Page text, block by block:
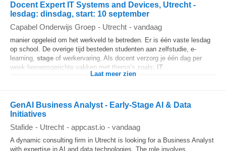
Docent Expert IT Systems and Devices, Utrecht -
lesdag: dinsdag, start: 10 september
Capabel Onderwijs Groep - Utrecht - vandaag
manier opgeleid om het werkveld te betreden. Er is één vaste lesdag
op school. De overige tijd besteden studenten aan zelfstudie, e-
learning, stage of werkervaring. Als docent verzorg je één dag per
week beroepsgerichte vakken met thema’s zoals: IT
Laat meer zien
GenAI Business Analyst - Early-Stage AI & Data
Initiatives
Stafide - Utrecht - appcast.io - vandaag
A dynamic consulting firm in Utrecht is looking for a Business Analyst
with expertise in AI and data technologies. The role involves